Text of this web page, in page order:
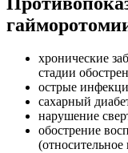
хронические
стадии
острые
сахарный
нарушение
обострение
(относительное